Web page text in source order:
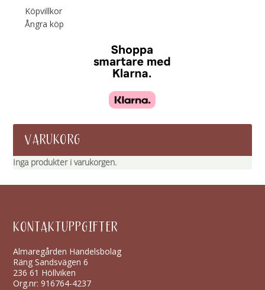
Köpvillkor
Ångra köp
VARUKORG
Inga produkter i varukorgen.
KONTAKTUPPGIFTER
Almaregården Handelsbolag
Räng Sandsvägen 6
236 61 Höllviken
Org.nr: 916764-4237